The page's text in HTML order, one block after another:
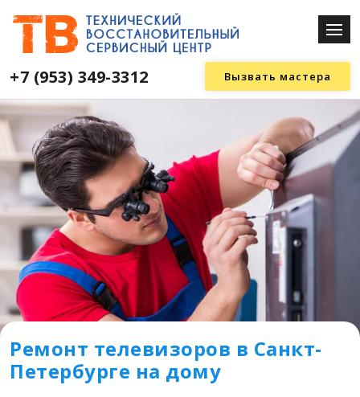
+7 (953) 349-3312 Вызвать мастера
Ремонт телевизоров в Санкт-
Петербурге на дому